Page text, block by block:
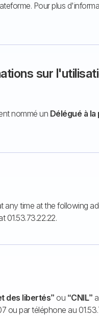
Pour plus
sur
nommé un Délégué à
time at the following
01.53.73.22.22.
des libertés” ou “CNIL”
ou par téléphone au